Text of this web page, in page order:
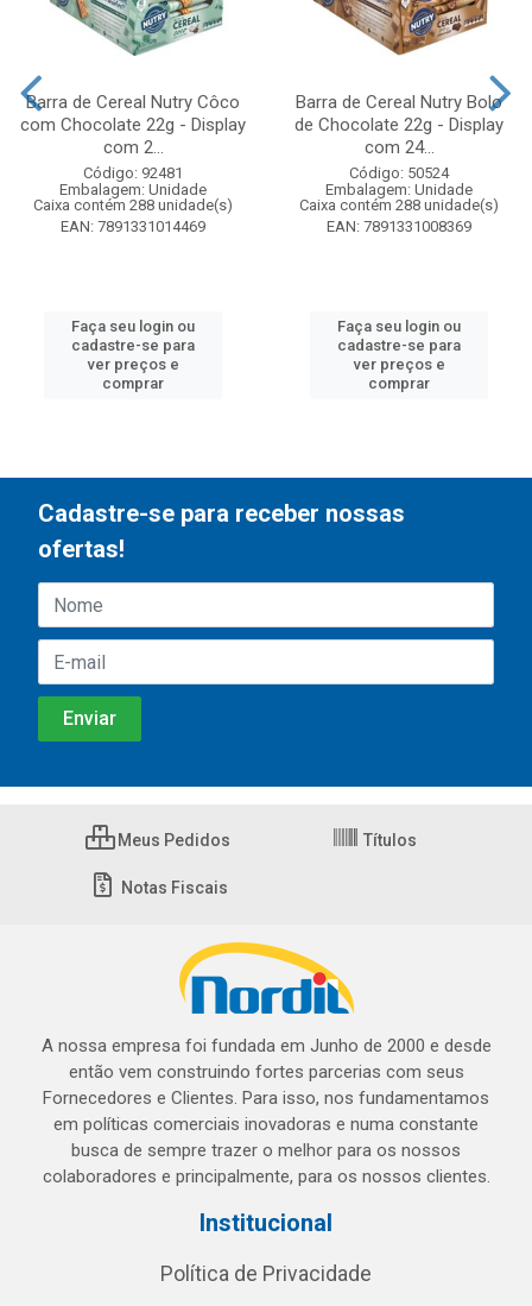
Barra de Cereal Nutry Côco
com Chocolate 22g - Display
com 2...
Código: 92481
Embalagem: Unidade
Caixa contém 288 unidade(s)
EAN: 7891331014469
Faça seu login ou
cadastre-se para
ver preços e
comprar
Barra de Cereal Nutry Bolo
de Chocolate 22g - Display
com 24...
Código: 50524
Embalagem: Unidade
Caixa contém 288 unidade(s)
EAN: 7891331008369
Faça seu login ou
cadastre-se para
ver preços e
comprar
Cadastre-se para receber nossas
ofertas!
Meus Pedidos Títulos
Notas Fiscais
A nossa empresa foi fundada em Junho de 2000 e desde
então vem construindo fortes parcerias com seus
Fornecedores e Clientes. Para isso, nos fundamentamos
em políticas comerciais inovadoras e numa constante
busca de sempre trazer o melhor para os nossos
colaboradores e principalmente, para os nossos clientes.
Institucional
Política de Privacidade